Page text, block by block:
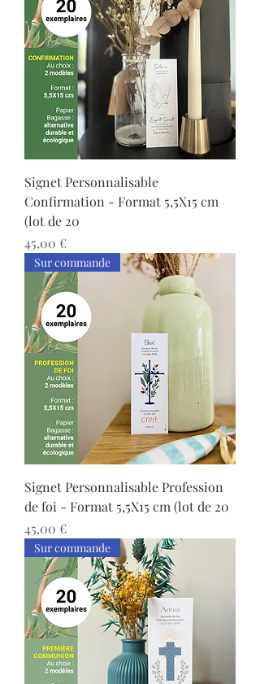
Signet Personnalisable
Confirmation - Format 5,5X15 cm
(lot de 20
Prix
45,00 €
Sur commande
Signet Personnalisable Profession
de foi - Format 5,5X15 cm (lot de 20
Prix
45,00 €
Sur commande